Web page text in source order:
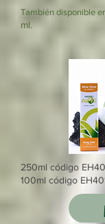
También disponible
ml.
250ml código
100ml código